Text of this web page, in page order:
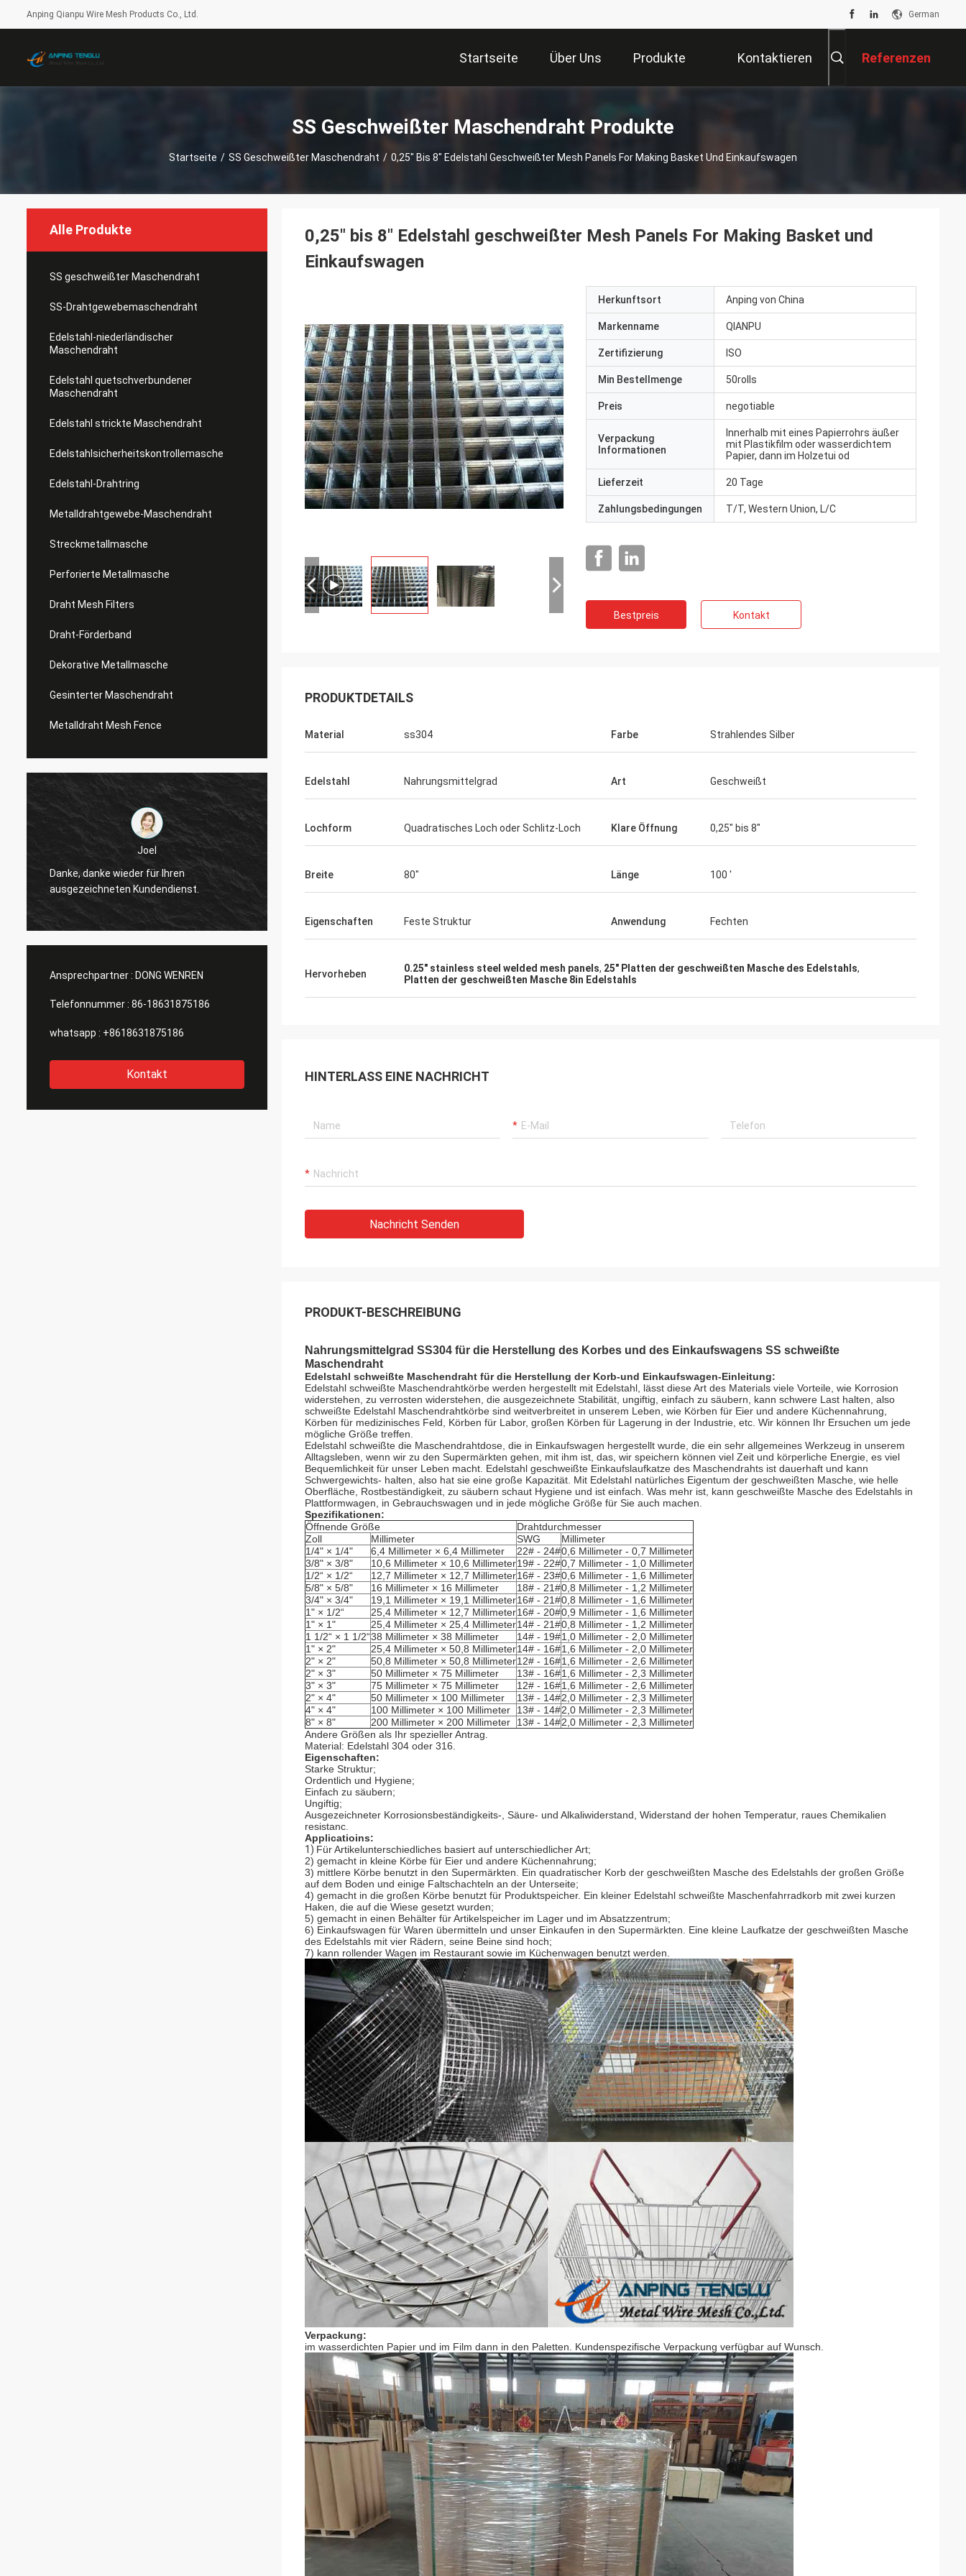
Anping Qianpu Wire Mesh Products Co., Ltd. German
Startseite Über Uns Produkte Kontaktieren Referenzen
SS Geschweißter Maschendraht Produkte
Startseite / SS Geschweißter Maschendraht / 0,25" Bis 8" Edelstahl Geschweißter Mesh Panels For Making Basket Und Einkaufswagen
Alle Produkte
SS geschweißter Maschendraht
SS-Drahtgewebemaschendraht
Edelstahl-niederländischer
Maschendraht
Edelstahl quetschverbundener
Maschendraht
Edelstahl strickte Maschendraht
Edelstahlsicherheitskontrollemasche
Edelstahl-Drahtring
Metalldrahtgewebe-Maschendraht
Streckmetallmasche
Perforierte Metallmasche
Draht Mesh Filters
Draht-Förderband
Dekorative Metallmasche
Gesinterter Maschendraht
Metalldraht Mesh Fence
Joel
Danke, danke wieder für Ihren
ausgezeichneten Kundendienst.
Joel
Danke, danke wieder für Ihren
Ansprechpartner : DONG WENREN
Telefonnummer : 86-18631875186
whatsapp : +8618631875186
Kontakt
0,25" bis 8" Edelstahl geschweißter Mesh Panels For Making Basket und
Einkaufswagen
Herkunftsort Anping von China
Markenname QIANPU
Zertifizierung ISO
Min Bestellmenge 50rolls
Preis negotiable
Verpackung
Informationen
Innerhalb mit eines Papierrohrs äußer
mit Plastikfilm oder wasserdichtem
Papier, dann im Holzetui od
Lieferzeit 20 Tage
Zahlungsbedingungen T/T, Western Union, L/C
Bestpreis Kontakt
PRODUKTDETAILS
Material ss304 Farbe Strahlendes Silber
Edelstahl Nahrungsmittelgrad Art Geschweißt
Lochform Quadratisches Loch oder Schlitz-Loch Klare Öffnung 0,25" bis 8"
Breite 80" Länge 100 '
Eigenschaften Feste Struktur Anwendung Fechten
Hervorheben 0.25" stainless steel welded mesh panels, 25" Platten der geschweißten Masche des Edelstahls,
Platten der geschweißten Masche 8in Edelstahls
HINTERLASS EINE NACHRICHT
Nachricht Senden
PRODUKT-BESCHREIBUNG
Nahrungsmittelgrad SS304 für die Herstellung des Korbes und des Einkaufswagens SS schweißte
Maschendraht
Edelstahl schweißte Maschendraht für die Herstellung der Korb-und Einkaufswagen-Einleitung:
Edelstahl schweißte Maschendrahtkörbe werden hergestellt mit Edelstahl, lässt diese Art des Materials viele Vorteile, wie Korrosion
widerstehen, zu verrosten widerstehen, die ausgezeichnete Stabilität, ungiftig, einfach zu säubern, kann schwere Last halten, also
schweißte Edelstahl Maschendrahtkörbe sind weitverbreitet in unserem Leben, wie Körben für Eier und andere Küchennahrung,
Körben für medizinisches Feld, Körben für Labor, großen Körben für Lagerung in der Industrie, etc. Wir können Ihr Ersuchen um jede
mögliche Größe treffen.
Edelstahl schweißte die Maschendrahtdose, die in Einkaufswagen hergestellt wurde, die ein sehr allgemeines Werkzeug in unserem
Alltagsleben, wenn wir zu den Supermärkten gehen, mit ihm ist, das, wir speichern können viel Zeit und körperliche Energie, es viel
Bequemlichkeit für unser Leben macht. Edelstahl geschweißte Einkaufslaufkatze des Maschendrahts ist dauerhaft und kann
Schwergewichts- halten, also hat sie eine große Kapazität. Mit Edelstahl natürliches Eigentum der geschweißten Masche, wie helle
Oberfläche, Rostbeständigkeit, zu säubern schaut Hygiene und ist einfach. Was mehr ist, kann geschweißte Masche des Edelstahls in
Plattformwagen, in Gebrauchswagen und in jede mögliche Größe für Sie auch machen.
Spezifikationen:
Öffnende Größe
Drahtdurchmesser
Zoll
Millimeter SWG
Millimeter
1/4" × 1/4"
6,4 Millimeter × 6,4 Millimeter 22# - 24#0,6 Millimeter - 0,7 Millimeter
3/8" × 3/8"
10,6 Millimeter × 10,6 Millimeter19# - 22#0,7 Millimeter - 1,0 Millimeter
1/2“ × 1/2“
12,7 Millimeter × 12,7 Millimeter16# - 23#0,6 Millimeter - 1,6 Millimeter
5/8" × 5/8"
16 Millimeter × 16 Millimeter 18# - 21#0,8 Millimeter - 1,2 Millimeter
3/4" × 3/4"
19,1 Millimeter × 19,1 Millimeter16# - 21#0,8 Millimeter - 1,6 Millimeter
1" × 1/2“
25,4 Millimeter × 12,7 Millimeter16# - 20#0,9 Millimeter - 1,6 Millimeter
1" × 1"
25,4 Millimeter × 25,4 Millimeter14# - 21#0,8 Millimeter - 1,2 Millimeter
1 1/2“ × 1 1/2“38 Millimeter × 38 Millimeter 14# - 19#1,0 Millimeter - 2,0 Millimeter
1" × 2"
25,4 Millimeter × 50,8 Millimeter14# - 16#1,6 Millimeter - 2,0 Millimeter
2" × 2"
50,8 Millimeter × 50,8 Millimeter12# - 16#1,6 Millimeter - 2,6 Millimeter
2" × 3"
50 Millimeter × 75 Millimeter 13# - 16#1,6 Millimeter - 2,3 Millimeter
3" × 3"
75 Millimeter × 75 Millimeter 12# - 16#1,6 Millimeter - 2,6 Millimeter
2" × 4"
50 Millimeter × 100 Millimeter 13# - 14#2,0 Millimeter - 2,3 Millimeter
4" × 4"
100 Millimeter × 100 Millimeter 13# - 14#2,0 Millimeter - 2,3 Millimeter
8" × 8"
200 Millimeter × 200 Millimeter 13# - 14#2,0 Millimeter - 2,3 Millimeter
Andere Größen als Ihr spezieller Antrag.
Material: Edelstahl 304 oder 316.
Eigenschaften:
Starke Struktur;
Ordentlich und Hygiene;
Einfach zu säubern;
Ungiftig;
Ausgezeichneter Korrosionsbeständigkeits-, Säure- und Alkaliwiderstand, Widerstand der hohen Temperatur, raues Chemikalien
resistanc.
Applicatioins:
1) Für Artikelunterschiedliches basiert auf unterschiedlicher Art;
2) gemacht in kleine Körbe für Eier und andere Küchennahrung;
3) mittlere Körbe benutzt in den Supermärkten. Ein quadratischer Korb der geschweißten Masche des Edelstahls der großen Größe
auf dem Boden und einige Faltschachteln an der Unterseite;
4) gemacht in die großen Körbe benutzt für Produktspeicher. Ein kleiner Edelstahl schweißte Maschenfahrradkorb mit zwei kurzen
Haken, die auf die Wiese gesetzt wurden;
5) gemacht in einen Behälter für Artikelspeicher im Lager und im Absatzzentrum;
6) Einkaufswagen für Waren übermitteln und unser Einkaufen in den Supermärkten. Eine kleine Laufkatze der geschweißten Masche
des Edelstahls mit vier Rädern, seine Beine sind hoch;
7) kann rollender Wagen im Restaurant sowie im Küchenwagen benutzt werden.
Verpackung:
im wasserdichten Papier und im Film dann in den Paletten. Kundenspezifische Verpackung verfügbar auf Wunsch.